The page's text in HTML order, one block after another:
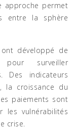
approche permet
entre la sphère
développé de
pour surveiller
Des indicateurs
la croissance du
paiements sont
les vulnérabilités
crise.